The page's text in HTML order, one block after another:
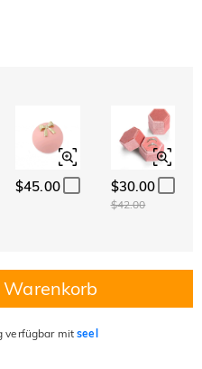
$45.00 $30.00
$42.00
verfügbar mitseel